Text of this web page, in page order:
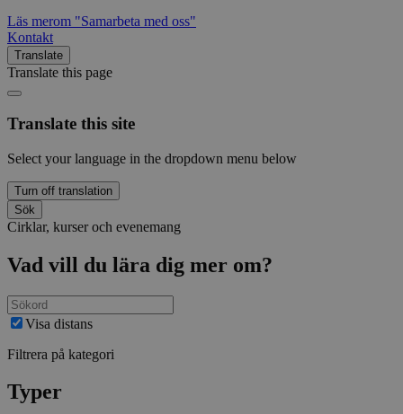
Läs merom "Samarbeta med oss"
Kontakt
Translate
Translate this page
Translate this site
Select your language in the dropdown menu below
Turn off translation
Sök
Cirklar, kurser och evenemang
Vad vill du lära dig mer om?
Visa distans
Filtrera på kategori
Typer